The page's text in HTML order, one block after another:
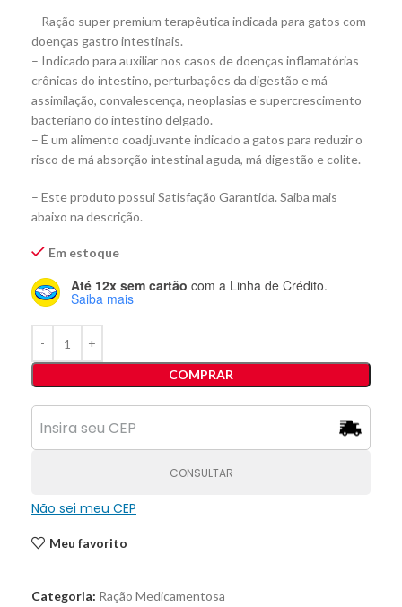
– Ração super premium terapêutica indicada para gatos com
doenças gastro intestinais.
– Indicado para auxiliar nos casos de doenças inflamatórias
crônicas do intestino, perturbações da digestão e má
assimilação, convalescença, neoplasias e supercrescimento
bacteriano do intestino delgado.
– É um alimento coadjuvante indicado a gatos para reduzir o
risco de má absorção intestinal aguda, má digestão e colite.
– Este produto possui Satisfação Garantida. Saiba mais
abaixo na descrição.
Em estoque
Até 12x sem cartão com a Linha de Crédito.
Saiba mais
COMPRAR
CONSULTAR
Não sei meu CEP
Meu favorito
Categoria: Ração Medicamentosa